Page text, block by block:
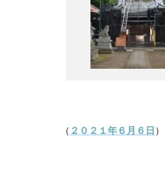
（ ２０２１年６月６日 ）